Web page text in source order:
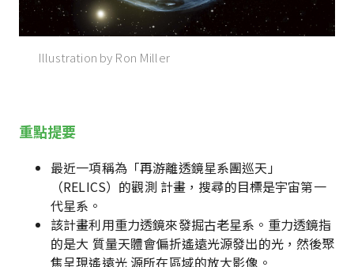
Illustration by Ron Miller
重點提要
最近一項稱為「再游離透鏡星系團巡天」
（RELICS）的觀測 計畫，搜尋的目標是宇宙第一
代星系。
該計畫利用重力透鏡來發掘古老星系。重力透鏡指
的是大 質量天體會偏折遙遠光源發出的光，然後聚
焦呈現遙遠光 源所在區域的放大影像。